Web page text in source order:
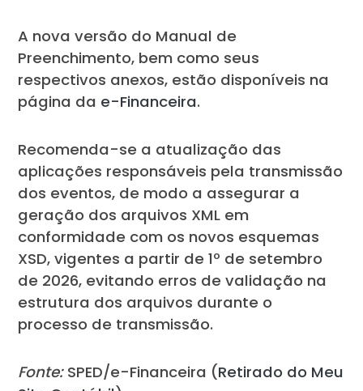
A nova versão do Manual de
Preenchimento, bem como seus
respectivos anexos, estão disponíveis na
página da e-Financeira.
Recomenda-se a atualização das
aplicações responsáveis pela transmissão
dos eventos, de modo a assegurar a
geração dos arquivos XML em
conformidade com os novos esquemas
XSD, vigentes a partir de 1º de setembro
de 2026, evitando erros de validação na
estrutura dos arquivos durante o
processo de transmissão.
Fonte:SPED/e-Financeira (Retirado do Meu